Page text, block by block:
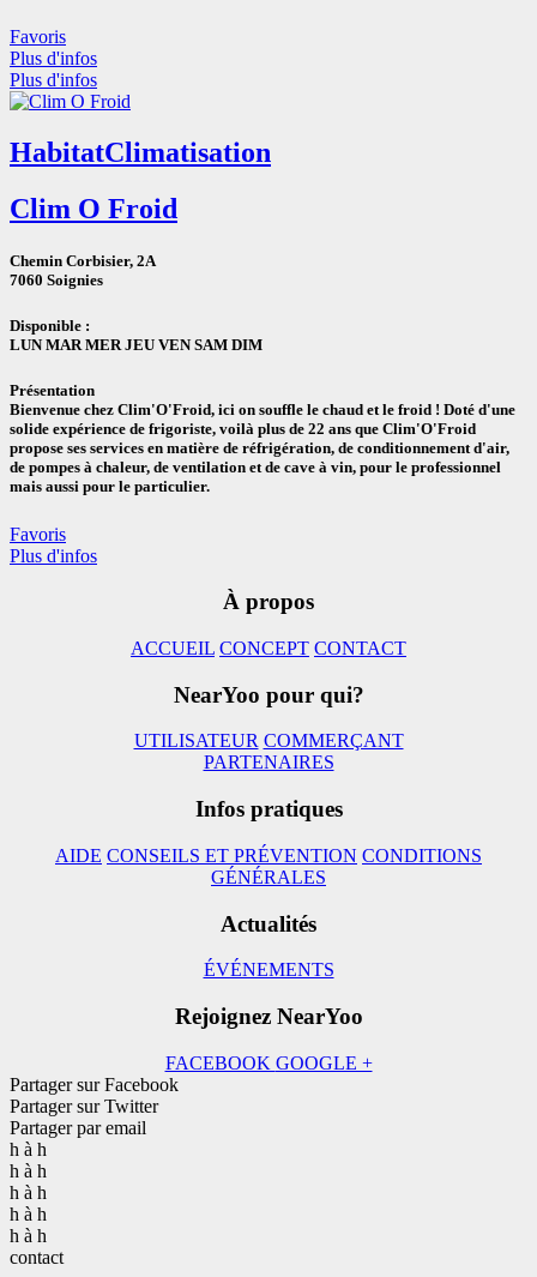
Favoris
Plus d'infos
Plus d'infos
HabitatClimatisation
Clim O Froid
Chemin Corbisier, 2A
7060 Soignies
Disponible :
LUN MAR MER JEU VEN SAM DIM
Présentation
Bienvenue chez Clim'O'Froid, ici on souffle le chaud et le froid ! Doté d'une
solide expérience de frigoriste, voilà plus de 22 ans que Clim'O'Froid
propose ses services en matière de réfrigération, de conditionnement d'air,
de pompes à chaleur, de ventilation et de cave à vin, pour le professionnel
mais aussi pour le particulier.
Favoris
Plus d'infos
À propos
ACCUEIL CONCEPT CONTACT
NearYoo pour qui?
UTILISATEUR COMMERÇANT
PARTENAIRES
Infos pratiques
AIDE CONSEILS ET PRÉVENTION CONDITIONS
GÉNÉRALES
Actualités
ÉVÉNEMENTS
Rejoignez NearYoo
FACEBOOK GOOGLE +
Partager sur Facebook
Partager sur Twitter
Partager par email
h à h
h à h
h à h
h à h
h à h
contact